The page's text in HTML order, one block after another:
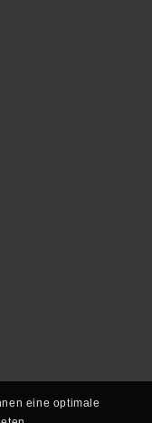
eine optimale